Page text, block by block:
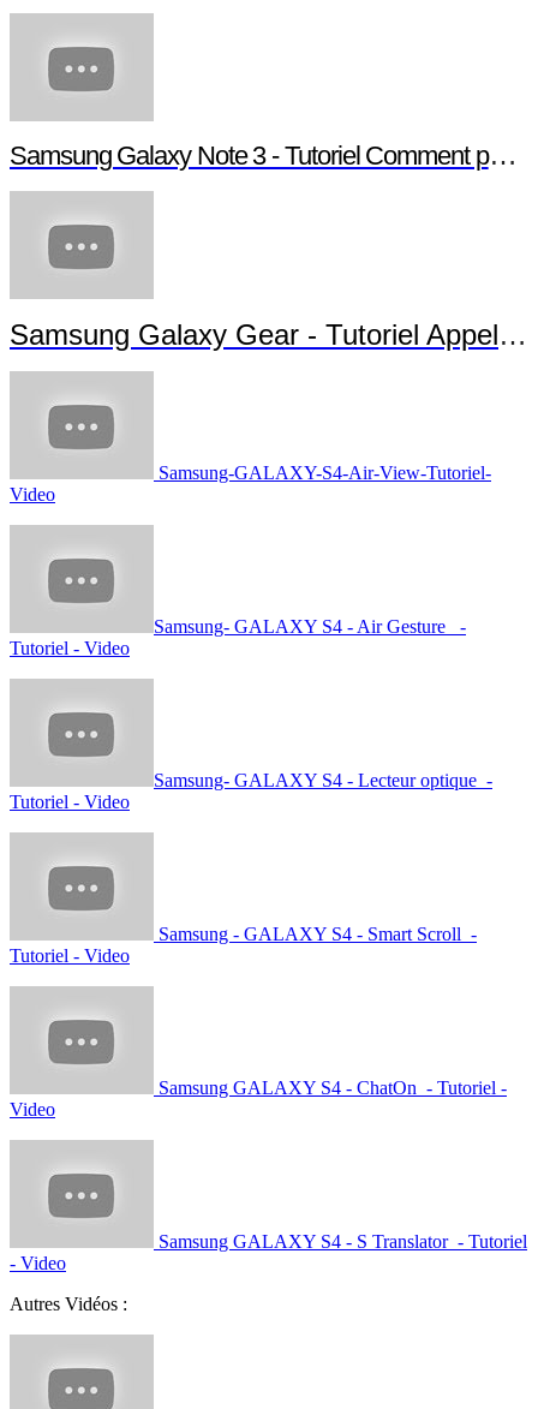
Samsung Galaxy Note 3 - Tutoriel Comment paramétrer votre Note 3
Samsung Galaxy Gear - Tutoriel Appels et Messages
Samsung-GALAXY-S4-Air-View-Tutoriel-
Video
Samsung- GALAXY S4 - Air Gesture -
Tutoriel - Video
Samsung- GALAXY S4 - Lecteur optique -
Tutoriel - Video
Samsung - GALAXY S4 - Smart Scroll -
Tutoriel - Video
Samsung GALAXY S4 - ChatOn - Tutoriel -
Video
Samsung GALAXY S4 - S Translator - Tutoriel
- Video
Autres Vidéos :